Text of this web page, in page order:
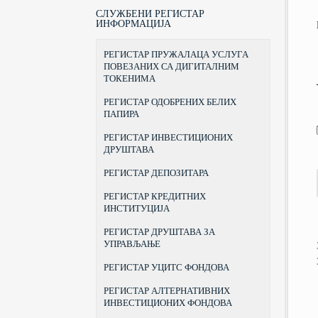
И ОВЛАШЋЕЊА
ПРEДСEДНИК И ЧЛAНOВИ
КОМИСИЈЕ
САЗИВИ
АДРЕСА И КОНТАКТИ
ПОДЗАКОНСКА АКТА
ПРАВИЛНИК О ТАРИФИ
БРОКЕРА
КУРС ЗА СТИЦАЊЕ ЗВАЊА
ИНВЕСТИЦИОНОГ САВЕТНИКА
ИСПРАВЕ
ПРАВИЛНИК О СТИЦАЊУ ЗВАЊА
ОБАВЉАЊЕ ПОСЛОВА БРОКЕРА,
ИНВЕСТИЦИОНОГ САВЕТНИКА И
ЦЕНТРАЛНИ РЕГИСТАР ХАРТИЈА
ИНВЕСТИЦИОНА ДРУШТВА
ДРУШТВА ЗА УПРАВЉАЊЕ
ИНВЕСТИЦИОНИМ ФОНДОВИМА
СЛУЖБЕНИ РЕГИСТАР
ИНФОРМАЦИЈА
РЕГИСТАР ПРУЖАЛАЦА УСЛУГА
ПОВЕЗАНИХ СА ДИГИТАЛНИМ
ТОКЕНИМА
РЕГИСТАР ОДОБРЕНИХ БЕЛИХ
ПАПИРА
РЕГИСТАР ИНВЕСТИЦИОНИХ
ДРУШТАВА
РЕГИСТАР ДЕПОЗИТАРА
РЕГИСТАР КРЕДИТНИХ
ИНСТИТУЦИЈА
РЕГИСТАР ДРУШТАВА ЗА
УПРАВЉАЊЕ
РЕГИСТАР УЦИТС ФОНДОВА
РЕГИСТАР АЛТЕРНАТИВНИХ
ИНВЕСТИЦИОНИХ ФОНДОВА